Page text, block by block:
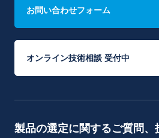
お問い合わせフォーム
オンライン技術相談 受付中
製品の選定に関するご質問、